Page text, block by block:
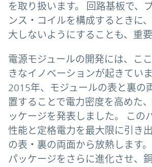
を取り扱います。 回路基板で、
ンス・コイルを構成するときに
大しないようにすることも、重要
電源モジュールの開発には、こ
きなイノベーションが起きてい
2015年、モジュールの表と裏の
置することで電力密度を高めた
ッケージを発表しました。 この
性能と定格電力を最大限に引き
の表・裏の両面から放熱します
パッケージをさらに進化させ、